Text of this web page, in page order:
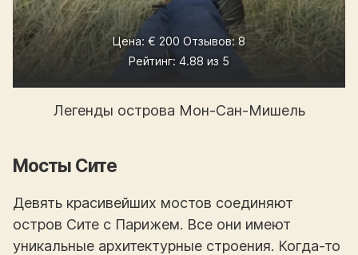
Цена: € 200 Отзывов: 8
Рейтинг: 4.88 из 5
Легенды острова Мон-Сан-Мишель
Мосты Сите
Девять красивейших мостов соединяют
остров Сите с Парижем. Все они имеют
уникальные архитектурные строения. Когда-то